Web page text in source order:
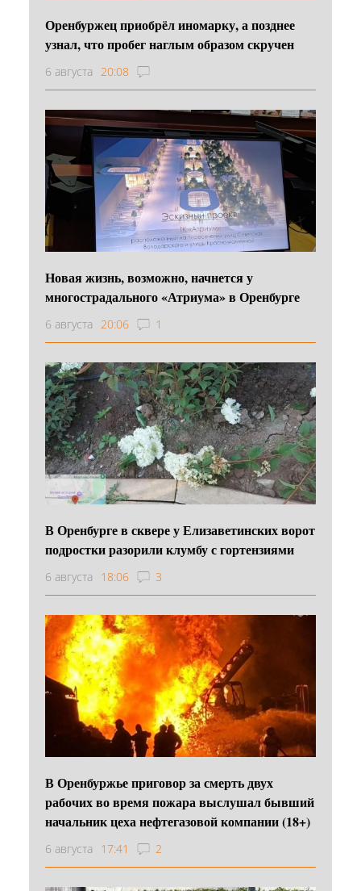
Оренбуржец приобрёл иномарку, а позднее
узнал, что пробег наглым образом скручен
6 августа 20:08
Новая жизнь, возможно, начнется у
многострадального «Атриума» в Оренбурге
6 августа 20:06 1
В Оренбурге в сквере у Елизаветинских ворот
подростки разорили клумбу с гортензиями
6 августа 18:06 3
В Оренбуржье приговор за смерть двух
рабочих во время пожара выслушал бывший
начальник цеха нефтегазовой компании (18+)
6 августа 17:41 2